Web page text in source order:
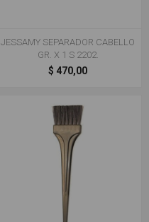
JESSAMY SEPARADOR CABELLO
GR. X 1 S 2202.
$ 470,00